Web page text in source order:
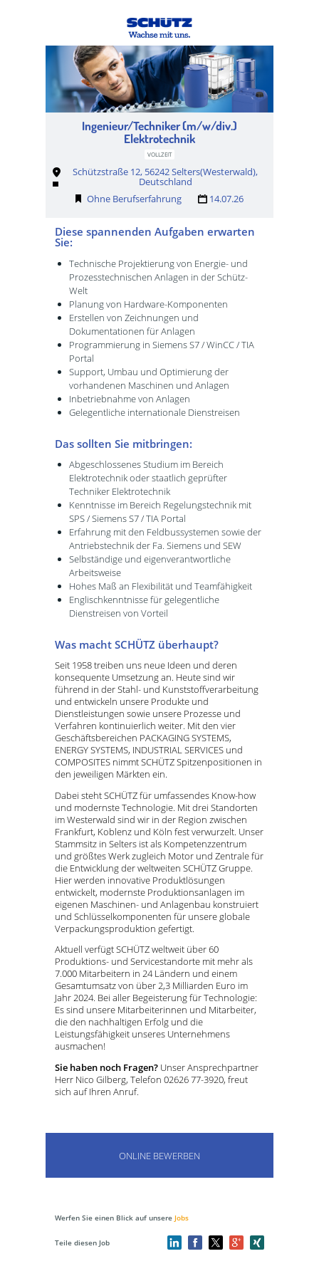
Ingenieur/Techniker (m/w/div.)
Elektrotechnik
VOLLZEIT
Schützstraße 12, 56242 Selters(Westerwald),
Deutschland
Ohne Berufserfahrung
14.07.26
Diese spannenden Aufgaben erwarten
Sie:
Technische Projektierung von Energie- und
Prozesstechnischen Anlagen in der Schütz-
Welt
Planung von Hardware-Komponenten
Erstellen von Zeichnungen und
Dokumentationen für Anlagen
Programmierung in Siemens S7 / WinCC / TIA
Portal
Support, Umbau und Optimierung der
vorhandenen Maschinen und Anlagen
Inbetriebnahme von Anlagen
Gelegentliche internationale Dienstreisen
Das sollten Sie mitbringen:
Abgeschlossenes Studium im Bereich
Elektrotechnik oder staatlich geprüfter
Techniker Elektrotechnik
Kenntnisse im Bereich Regelungstechnik mit
SPS / Siemens S7 / TIA Portal
Erfahrung mit den Feldbussystemen sowie der
Antriebstechnik der Fa. Siemens und SEW
Selbständige und eigenverantwortliche
Arbeitsweise
Hohes Maß an Flexibilität und Teamfähigkeit
Englischkenntnisse für gelegentliche
Dienstreisen von Vorteil
Was macht SCHÜTZ überhaupt?
Seit 1958 treiben uns neue Ideen und deren
konsequente Umsetzung an. Heute sind wir
führend in der Stahl- und Kunststoffverarbeitung
und entwickeln unsere Produkte und
Dienstleistungen sowie unsere Prozesse und
Verfahren kontinuierlich weiter. Mit den vier
Geschäftsbereichen PACKAGING SYSTEMS,
ENERGY SYSTEMS, INDUSTRIAL SERVICES und
COMPOSITES nimmt SCHÜTZ Spitzenpositionen in
den jeweiligen Märkten ein.
Dabei steht SCHÜTZ für umfassendes Know-how
und modernste Technologie. Mit drei Standorten
im Westerwald sind wir in der Region zwischen
Frankfurt, Koblenz und Köln fest verwurzelt. Unser
Stammsitz in Selters ist als Kompetenzzentrum
und größtes Werk zugleich Motor und Zentrale für
die Entwicklung der weltweiten SCHÜTZ Gruppe.
Hier werden innovative Produktlösungen
entwickelt, modernste Produktionsanlagen im
eigenen Maschinen- und Anlagenbau konstruiert
und Schlüsselkomponenten für unsere globale
Verpackungsproduktion gefertigt.
Aktuell verfügt SCHÜTZ weltweit über 60
Produktions- und Servicestandorte mit mehr als
7.000 Mitarbeitern in 24 Ländern und einem
Gesamtumsatz von über 2,3 Milliarden Euro im
Jahr 2024. Bei aller Begeisterung für Technologie:
Es sind unsere Mitarbeiterinnen und Mitarbeiter,
die den nachhaltigen Erfolg und die
Leistungsfähigkeit unseres Unternehmens
ausmachen!
Sie haben noch Fragen? Unser Ansprechpartner
Herr Nico Gilberg, Telefon 02626 77-3920, freut
sich auf Ihren Anruf.
ONLINE BEWERBEN
Werfen Sie einen Blick auf unsere Jobs
Teile diesen Job